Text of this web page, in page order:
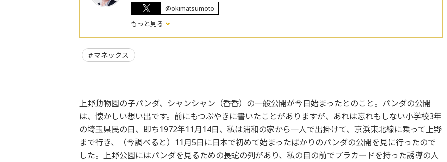
@okimatsumoto
もっと見る
マネックス
上野動物園の子パンダ、シャンシャン（香香）の一般公開が今日始まったとのこと。パンダの公開
は、懐かしい想い出です。前にもつぶやきに書いたことがありますが、あれは忘れもしない小学校3年
の埼玉県民の日、即ち1972年11月14日、私は浦和の家から一人で出掛けて、京浜東北線に乗って上野
まで行き、（今調べると）11月5日に日本で初めて始まったばかりのパンダの公開を見に行ったので
した。上野公園にはパンダを見るための長蛇の列があり、私の目の前でプラカードを持った誘導の人